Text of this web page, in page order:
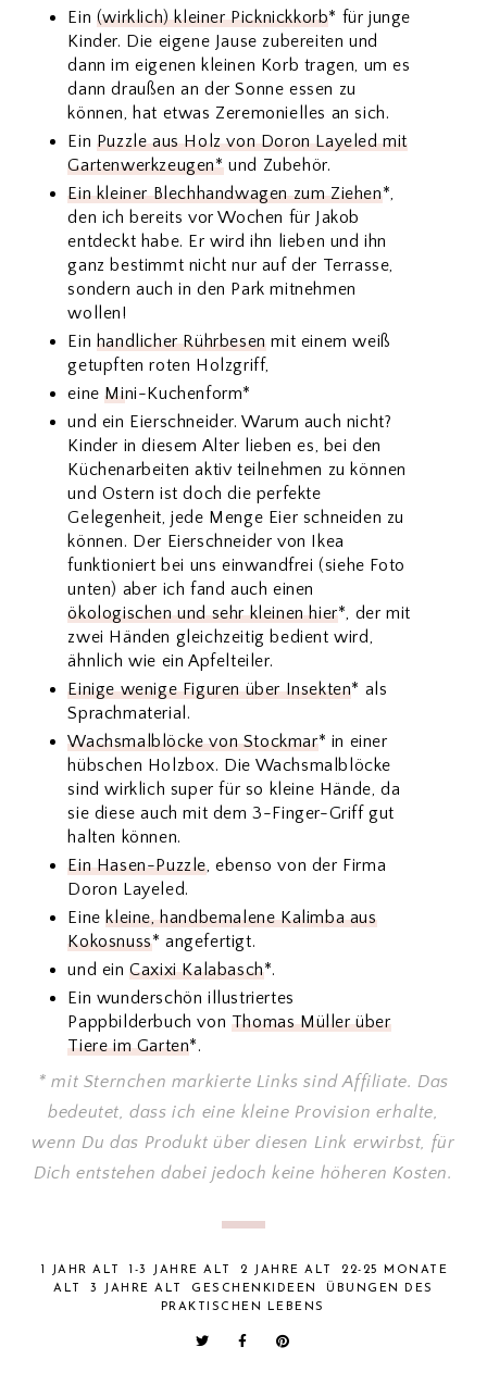
Ein (wirklich) kleiner Picknickkorb* für junge
Kinder. Die eigene Jause zubereiten und
dann im eigenen kleinen Korb tragen, um es
dann draußen an der Sonne essen zu
können, hat etwas Zeremonielles an sich.
Ein Puzzle aus Holz von Doron Layeled mit
Gartenwerkzeugen*und Zubehör.
Ein kleiner Blechhandwagen zum Ziehen*,
den ich bereits vor Wochen für Jakob
entdeckt habe. Er wird ihn lieben und ihn
ganz bestimmt nicht nur auf der Terrasse,
sondern auch in den Park mitnehmen
wollen!
Ein handlicher Rührbesenmit einem weiß
getupften roten Holzgriff,
eineMini-Kuchenform*
und ein Eierschneider. Warum auch nicht?
Kinder in diesem Alter lieben es, bei den
Küchenarbeiten aktiv teilnehmen zu können
und Ostern ist doch die perfekte
Gelegenheit, jede Menge Eier schneiden zu
können. Der Eierschneider von Ikea
funktioniert bei uns einwandfrei (siehe Foto
unten) aber ich fand auch einen
ökologischen und sehr kleinen hier*, der mit
zwei Händen gleichzeitig bedient wird,
ähnlich wie ein Apfelteiler.
Einige wenige Figuren über Insekten* als
Sprachmaterial.
Wachsmalblöcke von Stockmar* in einer
hübschen Holzbox. Die Wachsmalblöcke
sind wirklich super für so kleine Hände, da
sie diese auch mit dem 3-Finger-Griff gut
halten können.
Ein Hasen-Puzzle , ebenso von der Firma
Doron Layeled.
Einekleine, handbemalene Kalimba aus
Kokosnuss* angefertigt.
und einCaxixi Kalabasch*.
Ein wunderschön illustriertes
Pappbilderbuch von Thomas Müller über
Tiere im Garten*.
* mit Sternchen markierte Links sind Affiliate. Das
bedeutet, dass ich eine kleine Provision erhalte,
wenn Du das Produkt über diesen Link erwirbst, für
Dich entstehen dabei jedoch keine höheren Kosten.
1 JAHR ALT 1-3 JAHRE ALT 2 JAHRE ALT
22-25 MONATE
ALT
3 JAHRE ALT GESCHENKIDEEN
ÜBUNGEN DES
PRAKTISCHEN LEBENS